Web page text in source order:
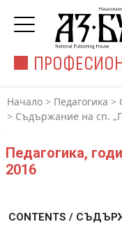
Начало > Педагогика >
> Съдържание на сп.
Педагогика,
2016
CONTENTS /